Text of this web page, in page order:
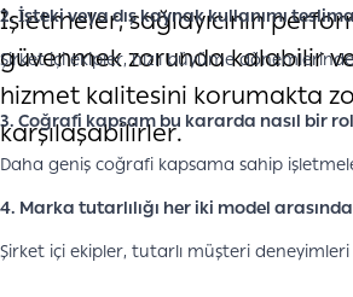
İşletmeler, sağlayıcının
güvenmek zorunda kalabilir
hizmet kalitesini korumakta
karşılaşabilirler.
2. İşteki veya dış kaynak kullanımı
Şirket içi ekipler, hızlı büyüme
3. Coğrafi kapsam bu kararda nasıl bir
Daha geniş coğrafi kapsama sahip
4. Marka tutarlılığı her iki model
Şirket içi ekipler, tutarlı müşteri